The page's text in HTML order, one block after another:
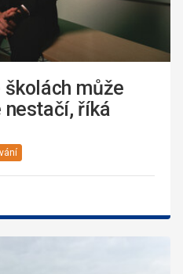
může
nestačí, říká